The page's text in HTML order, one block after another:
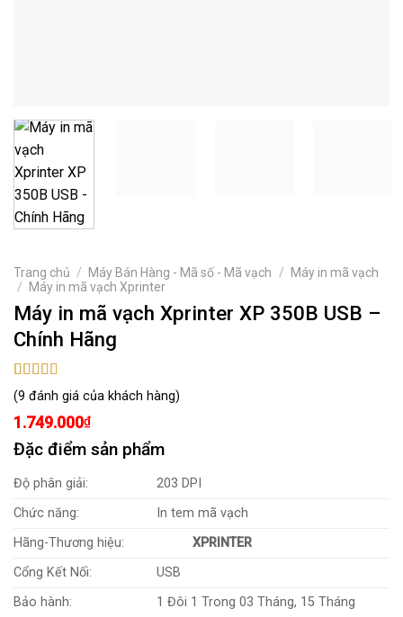
Trang chủ / Máy Bán Hàng - Mã số - Mã vạch /
Máy in mã vạch
/
Máy in mã vạch Xprinter
Máy in mã vạch Xprinter XP 350B USB –
Chính Hãng
5.00trên 5
dựa trên
9
đánh giá
(9 đánh giá của khách hàng)
1.749.000₫
Đặc điểm sản phẩm
Độ phân giải:
203 DPI
Chức năng:
In tem mã vạch
Hãng-Thương hiệu:
XPRINTER
Cổng Kết Nối:
USB
Bảo hành:
1 Đôi 1 Trong 03 Tháng, 15 Tháng